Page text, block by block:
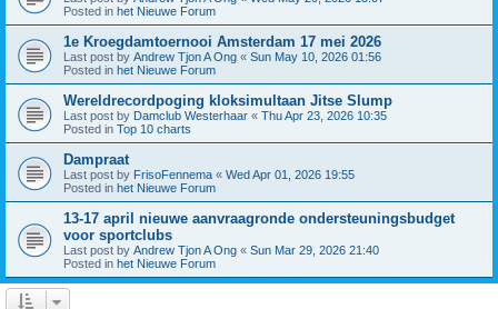
Posted in het Nieuwe Forum
1e Kroegdamtoernooi Amsterdam 17 mei 2026
Last post by Andrew Tjon A Ong « Sun May 10, 2026 01:56
Posted in het Nieuwe Forum
Wereldrecordpoging kloksimultaan Jitse Slump
Last post by Damclub Westerhaar « Thu Apr 23, 2026 10:35
Posted in Top 10 charts
Dampraat
Last post by FrisoFennema « Wed Apr 01, 2026 19:55
Posted in het Nieuwe Forum
13-17 april nieuwe aanvraagronde ondersteuningsbudget
voor sportclubs
Last post by Andrew Tjon A Ong « Sun Mar 29, 2026 21:40
Posted in het Nieuwe Forum